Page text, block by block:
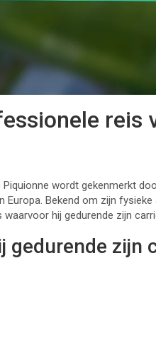
reis
wordt gekenmerkt
Europa. Bekend om zijn
hij gedurende zijn
gedurende zijn